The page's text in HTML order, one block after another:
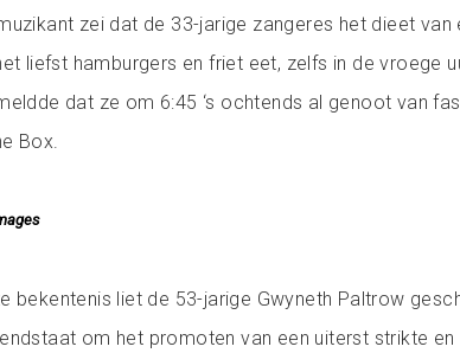
zei dat de 33-jarige zangeres het dieet
liefst hamburgers en friet eet, zelfs in de vroege
dat ze om 6:45 ‘s ochtends al genoot van
Box.
bekentenis liet de 53-jarige Gwyneth Paltrow
om het promoten van een uiterst strikte en